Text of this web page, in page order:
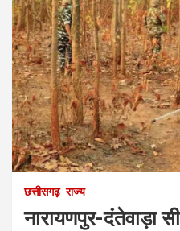
छत्तीसगढ़ राज्य
नारायणपुर-दंतेवाड़ा